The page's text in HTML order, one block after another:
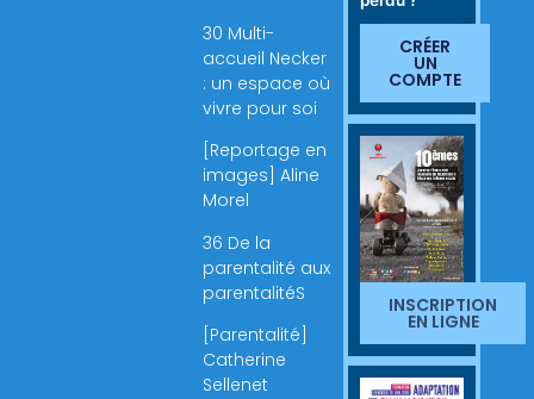
30 Multi-
accueil Necker
: un espace où
vivre pour soi
[Reportage en
images] Aline
Morel
36 De la
parentalité aux
parentalitéS
[Parentalité]
Catherine
Sellenet
CRÉER
UN
COMPTE
INSCRIPTION
EN LIGNE